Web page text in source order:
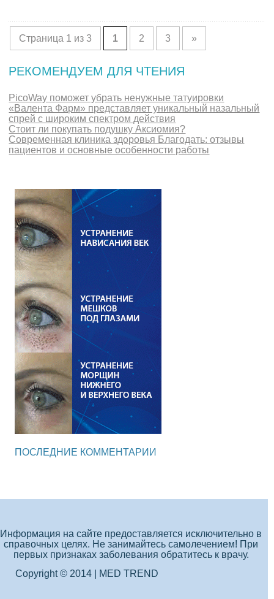
Страница 1 из 3 1 2 3 »
РЕКОМЕНДУЕМ ДЛЯ ЧТЕНИЯ
PicoWay поможет убрать ненужные татуировки
«Валента Фарм» представляет уникальный назальный
спрей с широким спектром действия
Стоит ли покупать подушку Аксиомия?
Современная клиника здоровья Благодать: отзывы
пациентов и основные особенности работы
ПОСЛЕДНИЕ КОММЕНТАРИИ
Информация на сайте предоставляется исключительно в
справочных целях. Не занимайтесь самолечением! При
первых признаках заболевания обратитесь к врачу.
Copyright © 2014 | MED TREND